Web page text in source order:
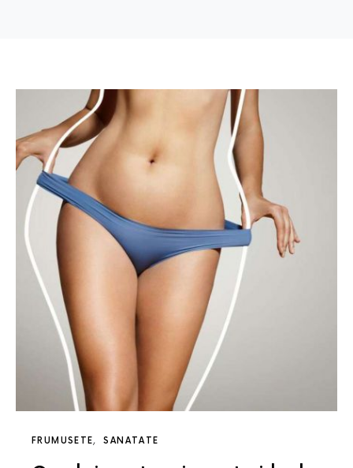
FRUMUSETE SANATATE